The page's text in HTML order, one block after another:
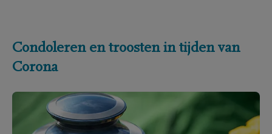
Condoleren en troosten in tijden van
Corona